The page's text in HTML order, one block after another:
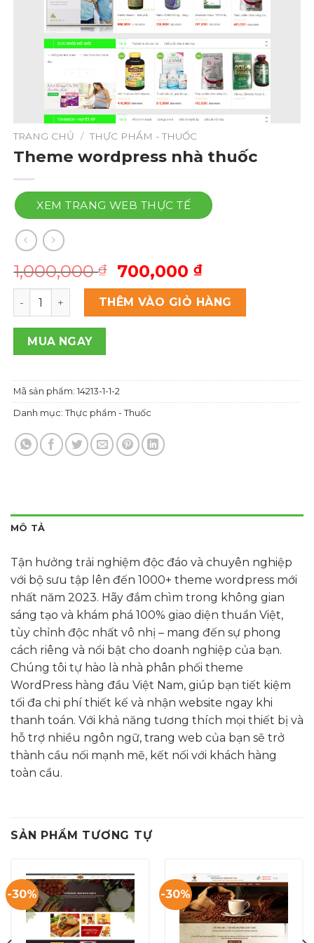
TRANG CHỦ / THỰC PHẨM - THUỐC
Theme wordpress nhà thuốc
XEM TRANG WEB THỰC TẾ
1,000,000₫
Giá
gốc
là:
1,000,000 ₫.
700,000 ₫Giá
hiện
tại
là:
Theme wordpress nhà thuốc số lượng
THÊM VÀO GIỎ HÀNG
MUA NGAY
Mã sản phẩm:14213-1-1-2
Danh mục:Thực phẩm - Thuốc
MÔ TẢ
Tận hưởng trải nghiệm độc đáo và chuyên nghiệp
với bộ sưu tập lên đến 1000+ theme wordpress mới
nhất năm 2023. Hãy đắm chìm trong không gian
sáng tạo và khám phá 100% giao diện thuần Việt,
tùy chỉnh độc nhất vô nhị – mang đến sự phong
cách riêng và nổi bật cho doanh nghiệp của bạn.
Chúng tôi tự hào là nhà phân phối theme
WordPress hàng đầu Việt Nam, giúp bạn tiết kiệm
tối đa chi phí thiết kế và nhận website ngay khi
thanh toán. Với khả năng tương thích mọi thiết bị và
hỗ trợ nhiều ngôn ngữ, trang web của bạn sẽ trở
thành cầu nối mạnh mẽ, kết nối với khách hàng
toàn cầu.
SẢN PHẨM TƯƠNG TỰ
-30% -30%